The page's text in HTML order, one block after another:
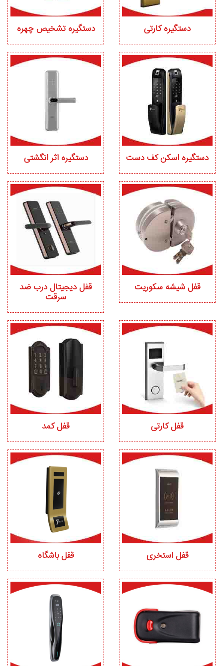
دستگیره کارتی دستگیره تشخیص چهره
دستگیره اسکن کف دست دستگیره اثر انگشتی
قفل شیشه سکوریت قفل دیجیتال درب ضد
سرقت
قفل کارتی قفل کمد
قفل استخری قفل باشگاه